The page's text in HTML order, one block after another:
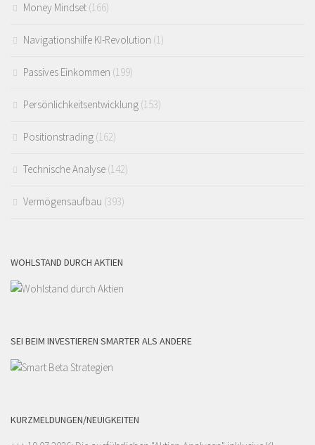
Money Mindset (166)
Navigationshilfe KI-Revolution (1)
Passives Einkommen (199)
Persönlichkeitsentwicklung (153)
Positionstrading (162)
Technische Analyse (142)
Vermögensaufbau (393)
WOHLSTAND DURCH AKTIEN
SEI BEIM INVESTIEREN SMARTER ALS ANDERE
KURZMELDUNGEN/NEUIGKEITEN